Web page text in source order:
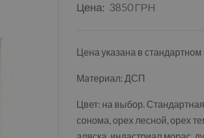
Цена: 3850 ГРН
Цена указана в
Материал: ДСП
Цвет: на выбор.
сонома, орех лесной, орех